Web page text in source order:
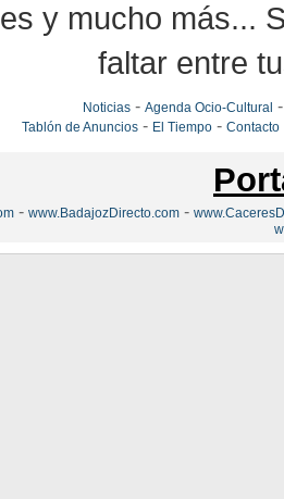
y mucho más...
faltar entre
Noticias -Agenda Ocio-Cultural
Tablón de Anuncios - El Tiempo -Contacto
- www.BadajozDirecto.com -